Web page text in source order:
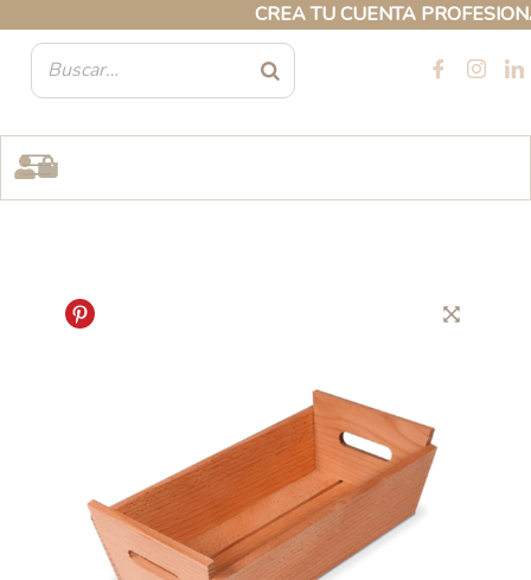
CREA TU CUENTA
contenido